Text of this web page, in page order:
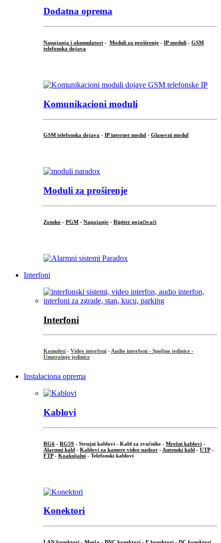
Dodatna oprema
Napajanja i akumulatori - Moduli za proširenje - IP moduli - GSM
telefonska dojava
Komunikacioni moduli
GSM telefonska dojava - IP internet modul - Glasovni modul
Moduli za proširenje
Zonsko - PGM - Napajanje - Ripiter pojačivači
Interfoni
Interfoni
Kompleti - Video interfoni - Audio interfoni - Spoljne jedinice -
Unutrašnje jedinice
Instalaciona oprema
Kablovi
RG6 - RG59 - Strujni kablovi - Kabl za zvučnike - Mrežni kablovi -
Alarmni kabl - Kablovi za kamere video nadzor - Antenski kabl - UTP-
FTP- Koaksijalni - Telefonski kablovi
Konektori